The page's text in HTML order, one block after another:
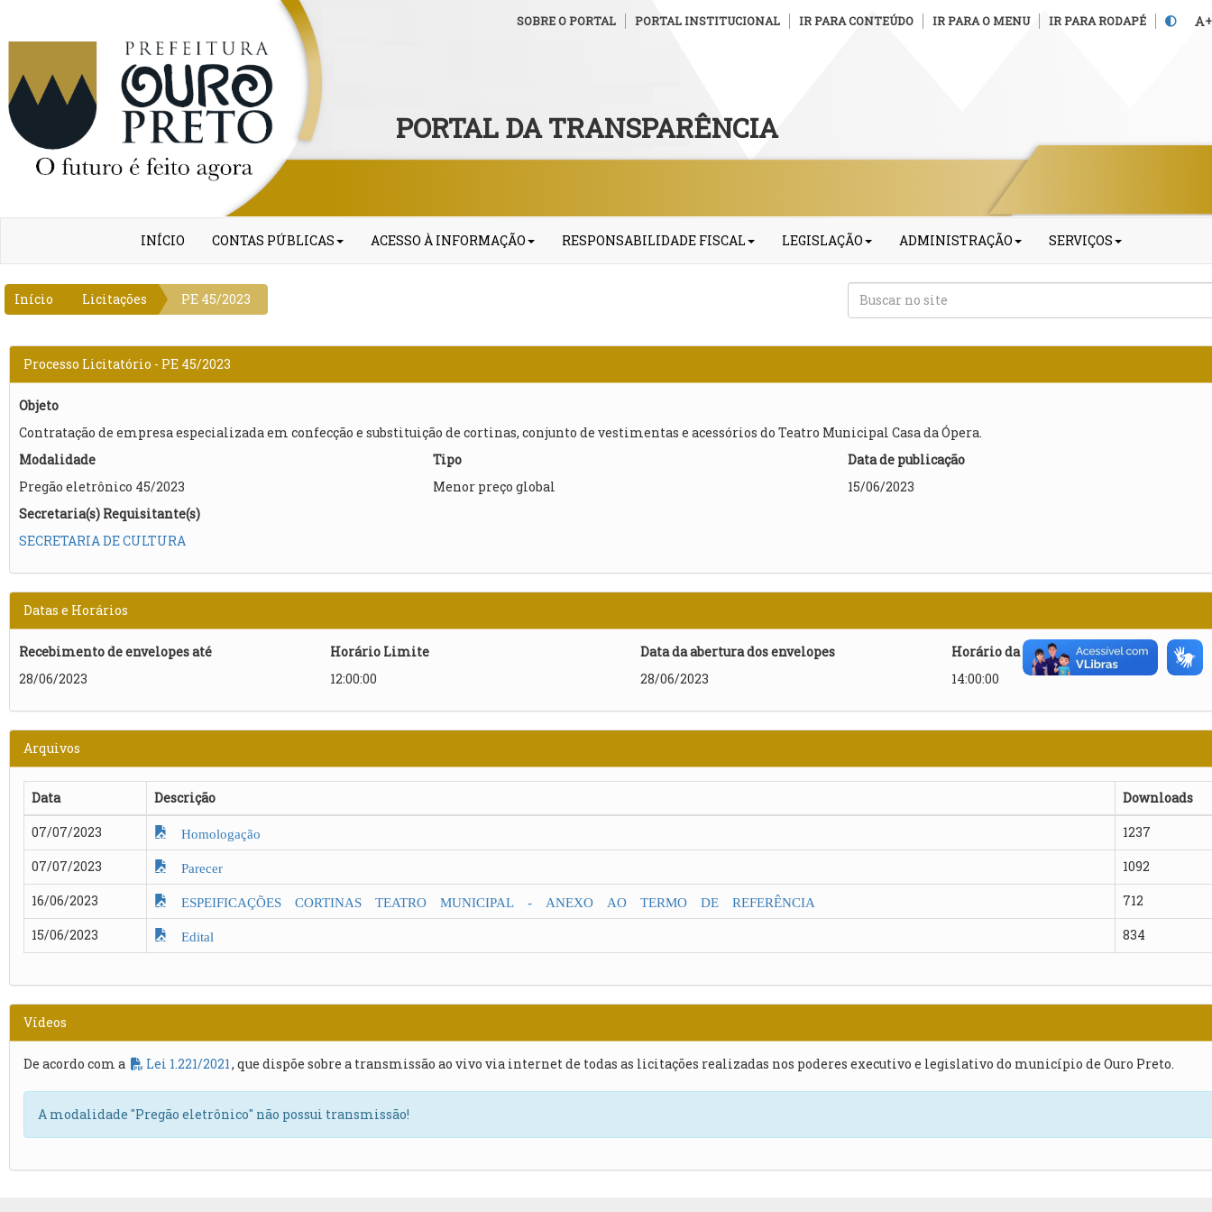
SOBRE O PORTAL PORTAL INSTITUCIONAL IR PARA CONTEÚDO IR PARA O MENU IR PARA RODAPÉ +
PORTAL DA TRANSPARÊNCIA
INÍCIO CONTAS PÚBLICAS ACESSO À INFORMAÇÃO RESPONSABILIDADE FISCAL LEGISLAÇÃO ADMINISTRAÇÃO SERVIÇOS
Início Licitações PE 45/2023
Processo Licitatório - PE 45/2023
Objeto
Contratação de empresa especializada em confecção e substituição de cortinas, conjunto de vestimentas e acessórios do Teatro Municipal Casa da Ópera.
Modalidade
Pregão eletrônico 45/2023
Tipo
Menor preço global
Data de publicação
15/06/2023
Secretaria(s) Requisitante(s)
SECRETARIA DE CULTURA
Datas e Horários
Recebimento de envelopes até
28/06/2023
Horário Limite
12:00:00
Data da abertura dos envelopes
28/06/2023
Horário da abertura
14:00:00
Arquivos
Data Descrição
Downloads
07/07/2023
Homologação
1237
07/07/2023
Parecer
1092
16/06/2023
ESPEIFICAÇÕES CORTINAS TEATRO MUNICIPAL - ANEXO AO TERMO DE REFERÊNCIA
712
15/06/2023
Edital 834
Vídeos
De acordo com a Lei 1.221/2021 , que dispõe sobre a transmissão ao vivo via internet de todas as licitações realizadas nos poderes executivo e legislativo do município de Ouro Preto.
A modalidade "Pregão eletrônico" não possui transmissão!